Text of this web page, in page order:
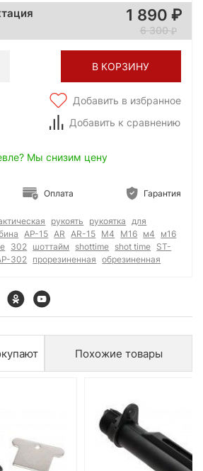
1 890
6 300
В КОРЗИНУ
Добавить в избранное
Добавить к сравнению
Мы снизим цену
Оплата Гарантия
рукоять рукоятка
для
АР-15 AR AR-15 M4 M16 м4
м16
302 шоттайм shottime shot time ST-
302 прорезиненная обрезиненная
Похожие товары